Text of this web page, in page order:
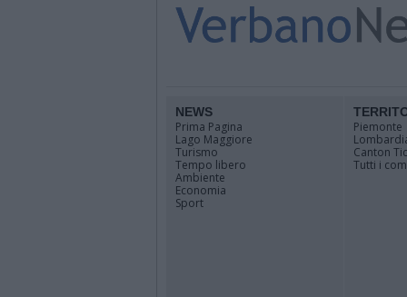
NEWS
Prima Pagina
Lago Maggiore
Turismo
Tempo libero
Ambiente
Economia
Sport
Piemonte
Canton
Tutti i